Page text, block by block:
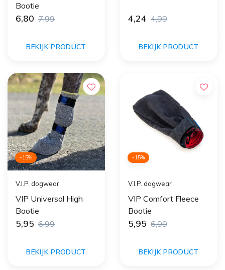
Bootie
6,80 7,99
BEKIJK PRODUCT
4,24 4,99
BEKIJK PRODUCT
-15%
V.I.P. dogwear
VIP Universal High
Bootie
5,95 6,99
BEKIJK PRODUCT
-15%
V.I.P. dogwear
VIP Comfort Fleece
Bootie
5,95 6,99
BEKIJK PRODUCT